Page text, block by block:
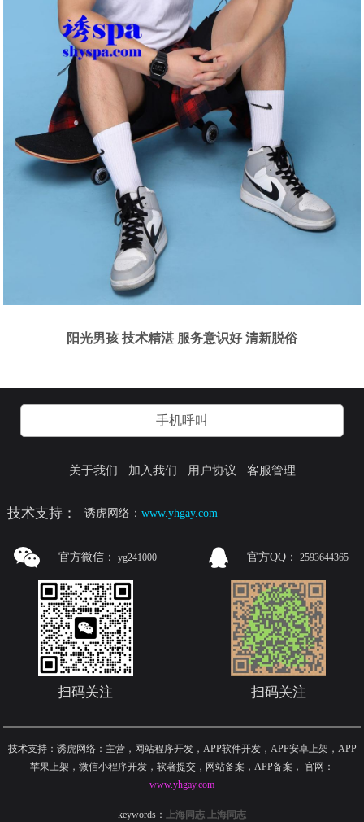
阳光男孩 技术精湛 服务意识好 清新脱俗
手机呼叫
关于我们 加入我们 用户协议 客服管理
技术支持： 诱虎网络：www.yhgay.com
官方微信： yg241000
扫码关注
官方QQ： 2593644365
扫码关注
技术支持：诱虎网络：主营，网站程序开发，APP软件开发，APP安卓上架，APP
苹果上架，微信小程序开发，软著提交，网站备案，APP备案 ， 官网：
www.yhgay.com
keywords： 上海同志 上海同志